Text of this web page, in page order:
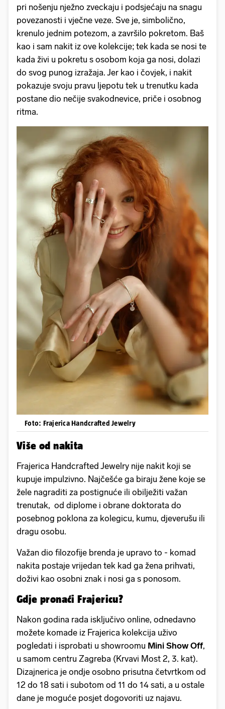
pri nošenju nježno zveckaju i podsjećaju na snagu
povezanosti i vječne veze. Sve je, simbolično,
krenulo jednim potezom, a završilo pokretom. Baš
kao i sam nakit iz ove kolekcije; tek kada se nosi te
kada živi u pokretu s osobom koja ga nosi, dolazi
do svog punog izražaja. Jer kao i čovjek, i nakit
pokazuje svoju pravu ljepotu tek u trenutku kada
postane dio nečije svakodnevice, priče i osobnog
ritma.
Foto: Frajerica Handcrafted Jewelry
Više od nakita
Frajerica Handcrafted Jewelry nije nakit koji se
kupuje impulzivno. Najčešće ga biraju žene koje se
žele nagraditi za postignuće ili obilježiti važan
trenutak, od diplome i obrane doktorata do
posebnog poklona za kolegicu, kumu, djeverušu ili
dragu osobu.
Važan dio filozofije brenda je upravo to - komad
nakita postaje vrijedan tek kad ga žena prihvati,
doživi kao osobni znak i nosi ga s ponosom.
Gdje pronaći Frajericu?
Nakon godina rada isključivo online, odnedavno
možete komade iz Frajerica kolekcija uživo
pogledati i isprobati u showroomu Mini Show Off,
u samom centru Zagreba (Krvavi Most 2, 3. kat).
Dizajnerica je ondje osobno prisutna četvrtkom od
12 do 18 sati i subotom od 11 do 14 sati, a u ostale
dane je moguće posjet dogovoriti uz najavu.